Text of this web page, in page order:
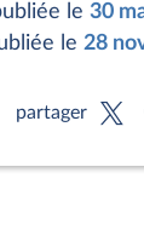
le 30
le 28
partager